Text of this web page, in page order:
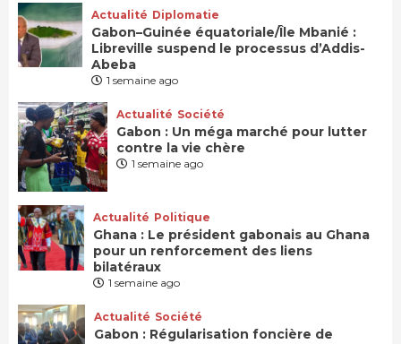
Actualité Diplomatie
Gabon–Guinée équatoriale/Île Mbanié :
Libreville suspend le processus d’Addis-
Abeba
1 semaine ago
Actualité Société
Gabon : Un méga marché pour lutter
contre la vie chère
1 semaine ago
Actualité Politique
Ghana : Le président gabonais au Ghana
pour un renforcement des liens
bilatéraux
1 semaine ago
Actualité Société
Gabon : Régularisation foncière de